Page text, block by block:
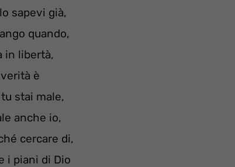
sapevi già,
quando,
in libertà,
è
stai male,
anche io,
cercare di,
i piani di Dio